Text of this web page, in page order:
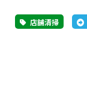
店舗清掃